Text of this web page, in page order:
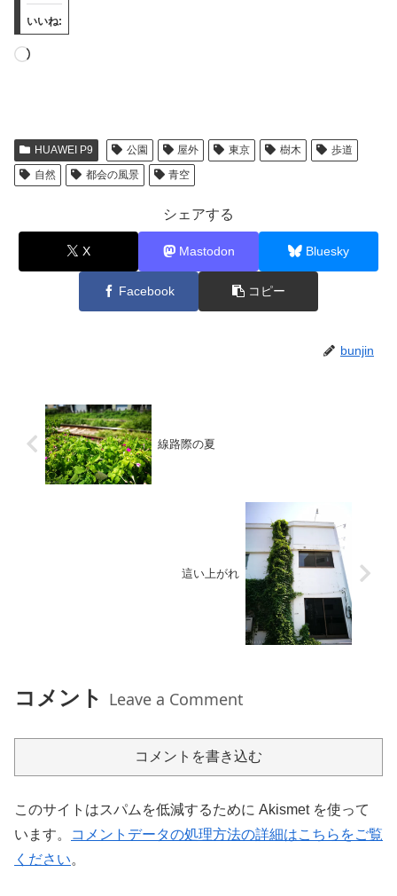
いいね:
読
中…
HUAWEI P9 公園 屋外 東京 樹木
歩道
自然
都会の風景 青空
シェアする
X Mastodon Bluesky
Facebook コピー
bunjin
線路際の夏
這い上がれ
コメント Leave a Comment
コメントを書き込む
このサイトはスパムを低減するために Akismet を使って
います。
コメントデータの処理方法の詳細はこちらをご覧
ください。